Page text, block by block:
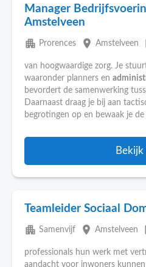
Manager
Amstelveen
apartment Prorences place Amstelveen
van hoogwaardige zorg. Je
waaronder planners en
bevordert de samenwerking
Daarnaast draag je bij aan
begrotingen op en bewaak je de
Bekijk
Teamleider Sociaal
apartment Samenvijf place Amstelveen
professionals hun werk met
aandacht voor inwoners